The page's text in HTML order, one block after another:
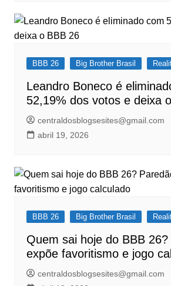
BBB 26 Big Brother Brasil
Leandro Boneco é
52,19% dos votos e deixa
centraldosblogsesites@gmail.com
abril 19, 2026
BBB 26 Big Brother Brasil
Quem sai hoje do BBB
expõe favoritismo e jogo
centraldosblogsesites@gmail.com